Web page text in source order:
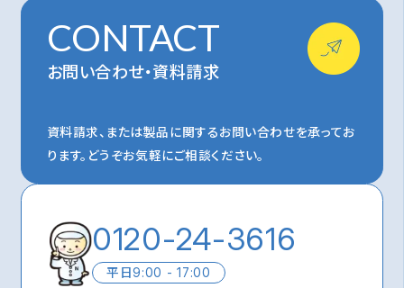
CONTACT
お問い合わせ・資料請求
資料請求、または製品に関するお問い合わせを承ってお
ります。 どうぞお気軽にご相談ください。
0120-24-3616
平日9:00 - 17:00